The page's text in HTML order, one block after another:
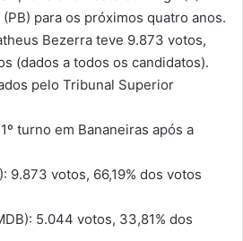
para os próximos quatro anos.
Bezerra teve 9.873 votos,
(dados a todos os candidatos).
pelo Tribunal Superior
turno em Bananeiras após a
9.873 votos, 66,19% dos votos
5.044 votos, 33,81% dos